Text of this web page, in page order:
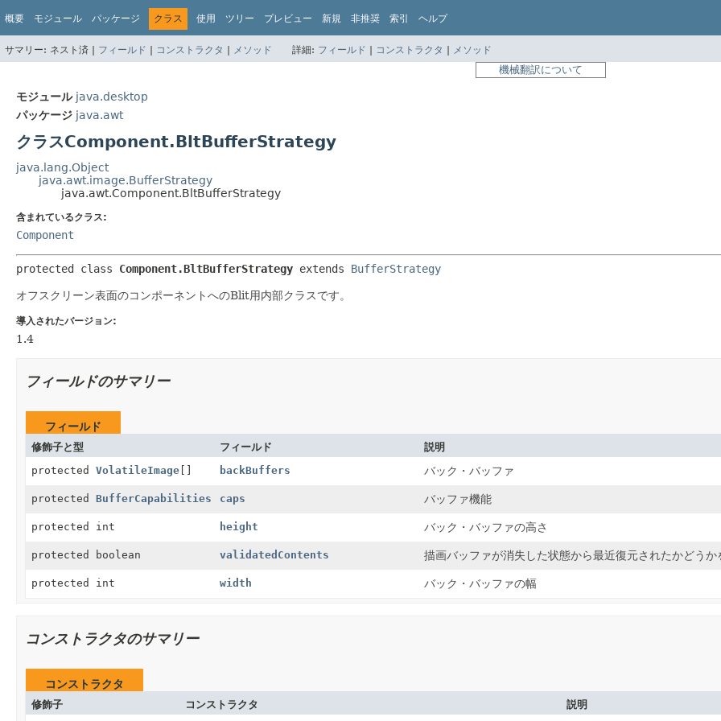
概要 モジュール パッケージ クラス 使用 ツリー プレビュー 新規 非推奨 索引 ヘルプ
サマリー: ネスト済 | フィールド | コンストラクタ | メソッド 詳細: フィールド | コンストラクタ | メソッド
機械翻訳について
モジュール java.desktop
パッケージ java.awt
クラスComponent.BltBufferStrategy
java.lang.Object
java.awt.image.BufferStrategy
java.awt.Component.BltBufferStrategy
含まれているクラス:
Component
protected class Component.BltBufferStrategy extends BufferStrategy
オフスクリーン表面のコンポーネントへのBlit用内部クラスです。
導入されたバージョン:
1.4
フィールドのサマリー
フィールド
修飾子と型 フィールド
説明
protected VolatileImage [] backBuffers バック・バッファ
protected BufferCapabilities caps バッファ機能
protected int height バック・バッファの高さ
protected boolean validatedContents 描画バッファが消失した状態から最近復元されたかどうか
protected int width バック・バッファの幅
コンストラクタのサマリー
コンストラクタ
修飾子 コンストラクタ 説明